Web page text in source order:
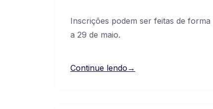
Inscrições podem ser feitas de
a 29 de maio.
Continue lendo→